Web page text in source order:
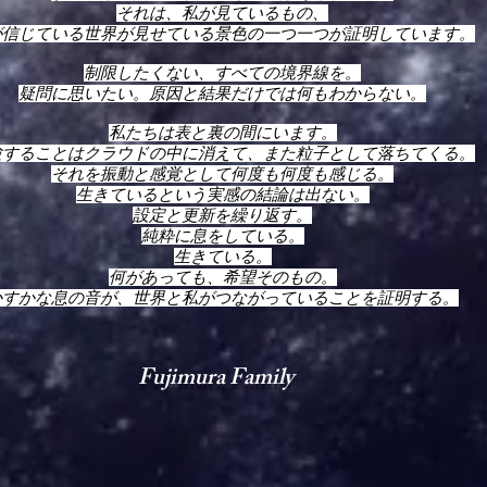
それは、私が見ているもの、
じている世界が見せている景色の一つ一つが証明しています。
制限したくない、すべての境界線を。
疑問に思いたい。原因と結果だけでは何もわからない。
私たちは表と裏の間にいます。
ることはクラウドの中に消えて、また粒子として落ちてくる。
それを振動と感覚として何度も何度も感じる。
生きているという実感の結論は出ない。
設定と更新を繰り返す。
純粋に息をしている。
生きている。
何があっても、希望そのもの。
かな息の音が、世界と私がつながっていることを証明する。
​
Fujimura Family